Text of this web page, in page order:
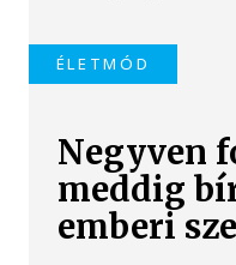
ÉLETMÓD
Negyven
meddig
emberi